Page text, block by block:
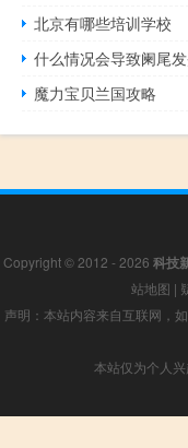
北京有哪些培训学校
什么情况会导致阑尾
魔力宝贝兰国攻略
Copyright © 2012 - 2026 科技
站地图 |
声明：本站内容来自互联网，
本站仅为个人